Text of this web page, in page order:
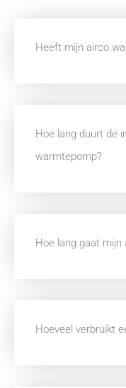
Heeft mijn airco
Hoe lang duurt de
warmtepomp?
Hoe lang gaat
Hoeveel verbruikt